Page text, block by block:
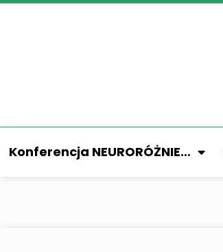
Konferencja NEURORÓŻNIE…